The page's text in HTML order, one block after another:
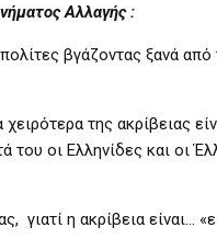
Αλλαγής :
βγάζοντας ξανά
της ακρίβειας
του οι Ελληνίδες και οι
η ακρίβεια είναι…